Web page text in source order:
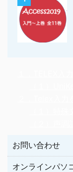
お問い合わせ
オンラインパソ